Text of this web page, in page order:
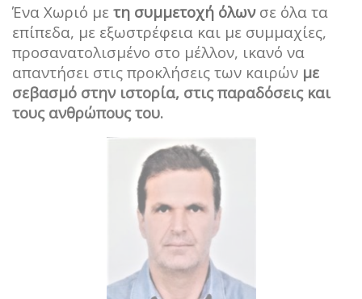
Ένα Χωριό με τη συμμετοχή όλωνσε όλα τα
επίπεδα, με εξωστρέφεια και με συμμαχίες,
προσανατολισμένο στο μέλλον, ικανό να
απαντήσει στις προκλήσεις των καιρών με
σεβασμό στην ιστορία, στις παραδόσεις και
τους ανθρώπους του.